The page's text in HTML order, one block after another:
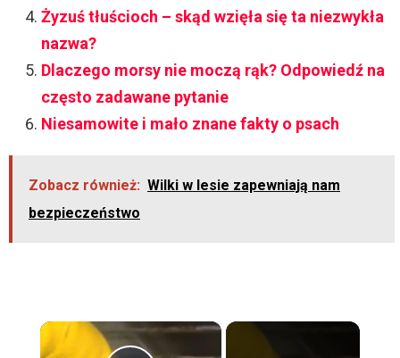
Żyzuś tłuścioch – skąd wzięła się ta niezwykła
nazwa?
Dlaczego morsy nie moczą rąk? Odpowiedź na
często zadawane pytanie
Niesamowite i mało znane fakty o psach
Zobacz również: Wilki w lesie zapewniają nam
bezpieczeństwo
×